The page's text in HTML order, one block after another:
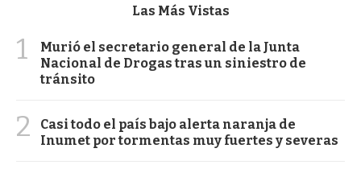
Las Más Vistas
1
Murió el secretario general de la Junta
Nacional de Drogas tras un siniestro de
tránsito
2
Casi todo el país bajo alerta naranja de
Inumet por tormentas muy fuertes y severas